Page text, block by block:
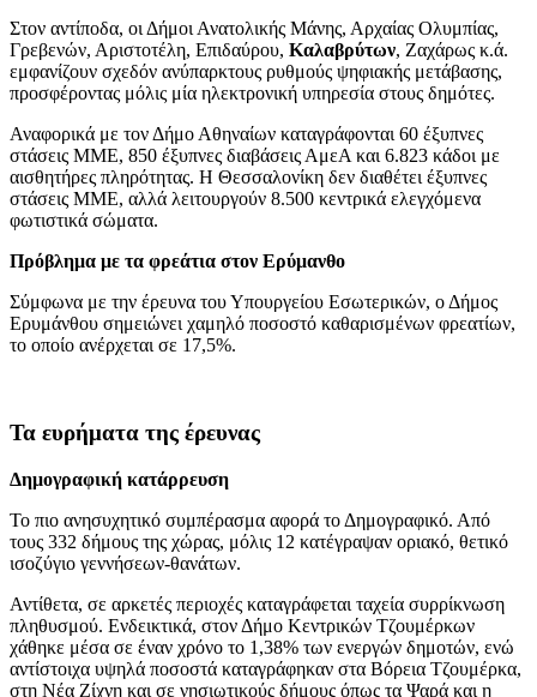
Στον αντίποδα, οι Δήμοι Ανατολικής Μάνης, Αρχαίας Ολυμπίας,
Γρεβενών, Αριστοτέλη, Επιδαύρου, Καλαβρύτων, Ζαχάρως κ.ά.
εμφανίζουν σχεδόν ανύπαρκτους ρυθμούς ψηφιακής μετάβασης,
προσφέροντας μόλις μία ηλεκτρονική υπηρεσία στους δημότες.
Αναφορικά με τον Δήμο Αθηναίων καταγράφονται 60 έξυπνες
στάσεις ΜΜΕ, 850 έξυπνες διαβάσεις ΑμεΑ και 6.823 κάδοι με
αισθητήρες πληρότητας. Η Θεσσαλονίκη δεν διαθέτει έξυπνες
στάσεις ΜΜΕ, αλλά λειτουργούν 8.500 κεντρικά ελεγχόμενα
φωτιστικά σώματα.
Πρόβλημα με τα φρεάτια στον Ερύμανθο
Σύμφωνα με την έρευνα του Υπουργείου Εσωτερικών, ο Δήμος
Ερυμάνθου σημειώνει χαμηλό ποσοστό καθαρισμένων φρεατίων,
το οποίο ανέρχεται σε 17,5%.
Τα ευρήματα της έρευνας
Δημογραφική κατάρρευση
Το πιο ανησυχητικό συμπέρασμα αφορά το Δημογραφικό. Από
τους 332 δήμους της χώρας, μόλις 12 κατέγραψαν οριακό, θετικό
ισοζύγιο γεννήσεων-θανάτων.
Αντίθετα, σε αρκετές περιοχές καταγράφεται ταχεία συρρίκνωση
πληθυσμού. Ενδεικτικά, στον Δήμο Κεντρικών Τζουμέρκων
χάθηκε μέσα σε έναν χρόνο το 1,38% των ενεργών δημοτών, ενώ
αντίστοιχα υψηλά ποσοστά καταγράφηκαν στα Βόρεια Τζουμέρκα,
στη Νέα Ζίχνη και σε νησιωτικούς δήμους όπως τα Ψαρά και η